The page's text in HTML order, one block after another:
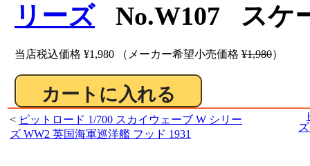
リーズNo.W107 スケ
当店税込価格 ¥1,980 （メーカー希望小売価格 ¥1,980）
< ピットロード 1/700 スカイウェーブ W シリー
ズ WW2 英国海軍巡洋艦 フッド 1931